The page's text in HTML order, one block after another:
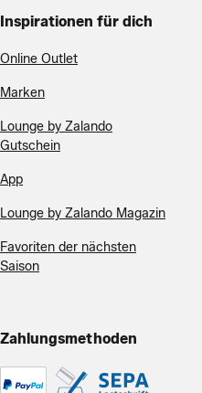
Inspirationen für dich
Online Outlet
Marken
Lounge by Zalando
Gutschein
App
Lounge by Zalando Magazin
Favoriten der nächsten
Saison
Zahlungsmethoden